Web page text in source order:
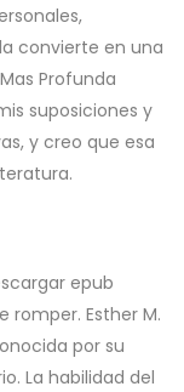
convierte en una
Profunda
suposiciones y
y creo que esa
epub
romper. Esther M.
por su
La habilidad del